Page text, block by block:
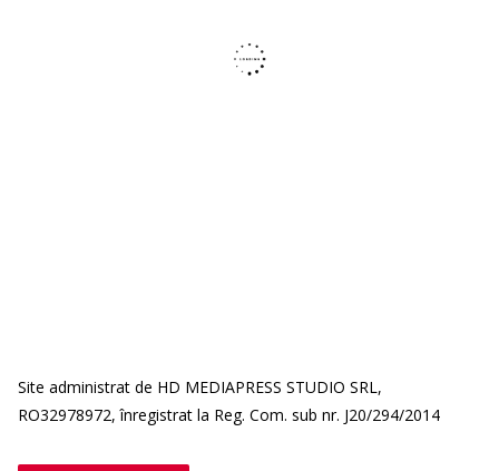
Site administrat de HD MEDIAPRESS STUDIO SRL,
RO32978972, înregistrat la Reg. Com. sub nr. J20/294/2014